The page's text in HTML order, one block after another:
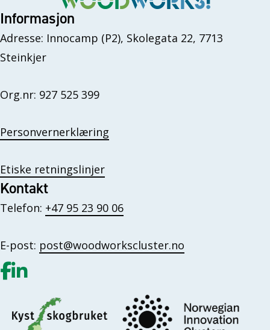
Informasjon
Adresse: Innocamp (P2), Skolegata 22, 7713
Steinkjer
Org.nr: 927 525 399
Personvernerklæring
Etiske retningslinjer
Kontakt
Telefon: +47 95 23 90 06
E-post: post@woodworkscluster.no
Gå til vår Facebook
Gå til vår LinkedIn